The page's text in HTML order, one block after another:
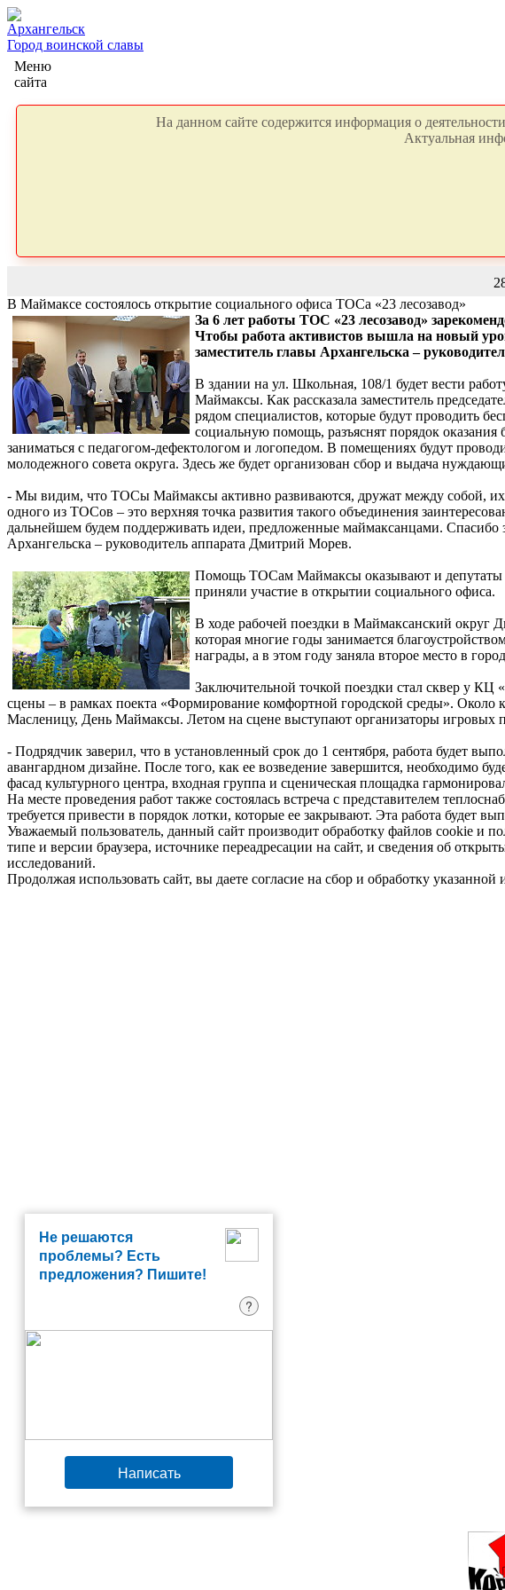
Архангельск
Город воинской славы
Меню
сайта
На данном сайте содержится информация о
Актуальная
В Маймаксе состоялось открытие социального офиса ТОСа «23 лесозавод»
За 6 лет работы ТОС «23 лесозавод»
Чтобы работа активистов вышла на новый
заместитель главы Архангельска –
В здании на ул. Школьная, 108/1 будет вести
Маймаксы. Как рассказала заместитель
рядом специалистов, которые будут проводить
социальную помощь, разъяснят порядок
заниматься с педагогом-дефектологом и логопедом. В помещениях будут
молодежного совета округа. Здесь же будет организован сбор и выдача
- Мы видим, что ТОСы Маймаксы активно развиваются, дружат между собой, их
одного из ТОСов – это верхняя точка развития такого объединения
дальнейшем будем поддерживать идеи, предложенные маймаксанцами. Спасибо
Архангельска – руководитель аппарата Дмитрий Морев.
Помощь ТОСам Маймаксы оказывают и депутаты
приняли участие в открытии социального офиса.
В ходе рабочей поездки в Маймаксанский округ
которая многие годы занимается
награды, а в этом году заняла второе место в
Заключительной точкой поездки стал сквер у КЦ
сцены – в рамках поекта «Формирование комфортной городской среды». Около
Масленицу, День Маймаксы. Летом на сцене выступают организаторы игровых
- Подрядчик заверил, что в установленный срок до 1 сентября, работа будет
авангардном дизайне. После того, как ее возведение завершится, необходимо
фасад культурного центра, входная группа и сценическая площадка
На месте проведения работ также состоялась встреча с представителем
требуется привести в порядок лотки, которые ее закрывают. Эта работа будет
Уважаемый пользователь, данный сайт производит обработку файлов cookie и
типе и версии браузера, источнике переадресации на сайт, и сведения об
исследований.
Продолжая использовать сайт, вы даете согласие на сбор и обработку
Не решаются
проблемы? Есть
предложения? Пишите!
?
Написать